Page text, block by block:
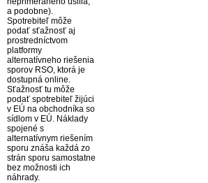
a podobne).
Spotrebiteľ môže
podať sťažnosť aj
prostredníctvom
platformy
alternatívneho riešenia
sporov RSO, ktorá je
dostupná online.
Sťažnosť tu môže
podať spotrebiteľ žijúci
v EÚ na obchodníka so
sídlom v EÚ. Náklady
spojené s
alternatívnym riešením
sporu znáša každá zo
strán sporu samostatne
bez možnosti ich
náhrady.